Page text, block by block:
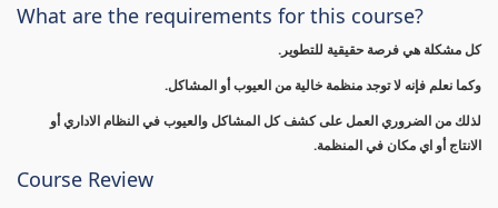
What are the requirements for this course?
كل مشكلة هي فرصة حقيقية للتطوير.
وكما نعلم فإنه لا توجد منظمة خالية من العيوب أو المشاكل.
لذلك من الضروري العمل على كشف كل المشاكل والعيوب في النظام الاداري أو
الانتاج أو اي مكان في المنظمة.
Course Review